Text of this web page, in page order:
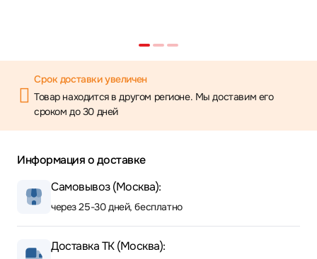
Срок доставки увеличен
Товар находится в другом регионе. Мы доставим его
сроком до 30 дней
Информация о доставке
Самовывоз (Москва):
через 25-30 дней, бесплатно
Доставка ТК (Москва):